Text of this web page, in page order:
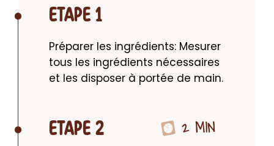
ETAPE 1
Préparer les ingrédients: Mesurer
tous les ingrédients nécessaires
et les disposer à portée de main.
ETAPE 2 2 MIN